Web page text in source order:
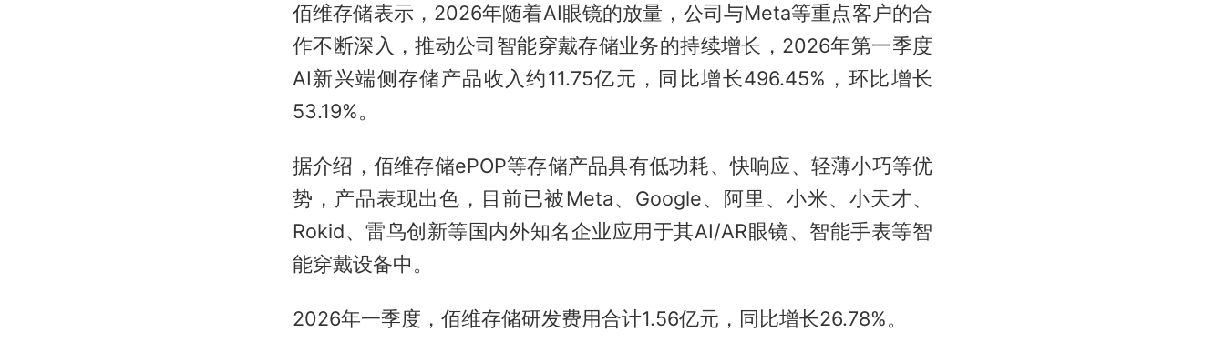
佰维存储表示，2026年随着AI眼镜的放量，公司与Meta等重点客户的合
作不断深入，推动公司智能穿戴存储业务的持续增长，2026年第一季度
AI新兴端侧存储产品收入约11.75亿元，同比增长496.45%，环比增长
53.19%。
据介绍，佰维存储ePOP等存储产品具有低功耗、快响应、轻薄小巧等优
势，产品表现出色，目前已被Meta、Google、阿里、小米、小天才、
Rokid、雷鸟创新等国内外知名企业应用于其AI/AR眼镜、智能手表等智
能穿戴设备中。
2026年一季度，佰维存储研发费用合计1.56亿元，同比增长26.78%。